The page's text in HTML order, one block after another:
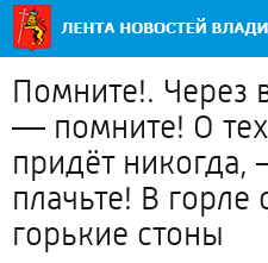
Помните!. Через
— помните! О
придёт
плачьте! В
горькие стоны